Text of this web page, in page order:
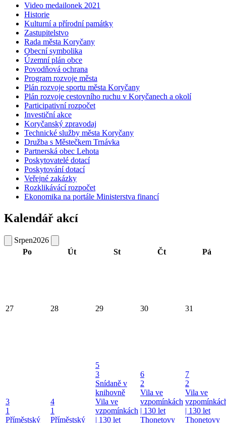
Video medailonek 2021
Historie
Kulturní a přírodní památky
Zastupitelstvo
Rada města Koryčany
Obecní symbolika
Územní plán obce
Povodňová ochrana
Program rozvoje města
Plán rozvoje sportu města Koryčany
Plán rozvoje cestovního ruchu v Koryčanech a okolí
Participativní rozpočet
Investiční akce
Koryčanský zpravodaj
Technické služby města Koryčany
Družba s Městečkem Trnávka
Partnerská obec Lehota
Poskytovatelé dotací
Poskytování dotací
Veřejné zakázky
Rozklikávácí rozpočet
Ekonomika na portále Ministerstva financí
Kalendář akcí
Srpen2026
Po
Út St Čt Pá
27 28 29 30 31
3
1
Příměstský
4
1
Příměstský
5
3
Snídaně v
knihovně
Vila ve
vzpomínkách
| 130 let
6
2
Vila ve
vzpomínkách
| 130 let
Thonetovy
7
2
Vila ve
| 130 let
Thonetovy